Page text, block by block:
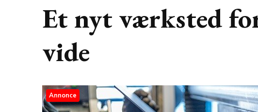
Et nyt værksted
vide
Annonce